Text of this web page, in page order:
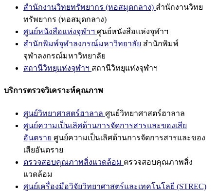
สำนักงานวิทยทรัพยากร (หอสมุดกลาง) สำนักงานวิทย
ทรัพยากร (หอสมุดกลาง)
ศูนย์หนังสือแห่งจุฬาฯ ศูนย์หนังสือแห่งจุฬาฯ
สำนักพิมพ์จุฬาลงกรณ์มหาวิทยาลัย สำนักพิมพ์
จุฬาลงกรณ์มหาวิทยาลัย
สถานีวิทยุแห่งจุฬาฯ สถานีวิทยุแห่งจุฬาฯ
บริการตรวจวิเคราะห์คุณภาพ
ศูนย์วิทยาศาสตร์ฮาลาล ศูนย์วิทยาศาสตร์ฮาลาล
ศูนย์ความเป็นเลิศด้านการจัดการสารและของเสีย
อันตราย ศูนย์ความเป็นเลิศด้านการจัดการสารและของ
เสียอันตราย
ตรวจสอบคุณภาพสิ่งแวดล้อม ตรวจสอบคุณภาพสิ่ง
แวดล้อม
ศูนย์เครื่องมือวิจัยวิทยาศาสตร์และเทคโนโลยี (STREC)